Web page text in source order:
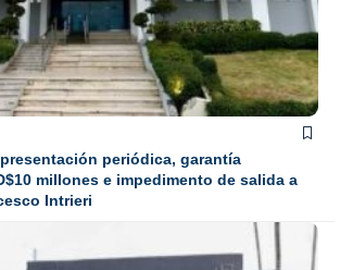
periódica, garantía
millones e impedimento de salida a
Intrieri